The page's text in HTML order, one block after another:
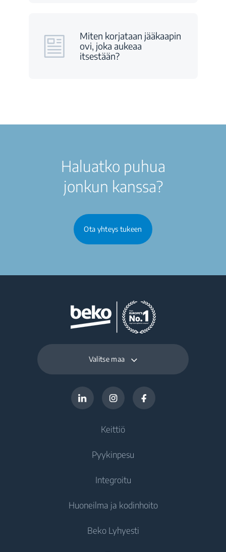
Miten korjataan jääkaapin
ovi, joka aukeaa
itsestään?
Haluatko puhua
jonkun kanssa?
Ota yhteys tukeen
Valitse maa
Keittiö
Kylmälaitteet
Jääkaapit
Pakastimet
Pyykinpesu
Pesukoneet
Pesukoneet
Kuivaavat pesukoneet
Integroitu
Kylmälaitteet
Integroitavat pakastimet
Huoneilma ja kodinhoito
Pölynimurit
Beko Lyhyesti